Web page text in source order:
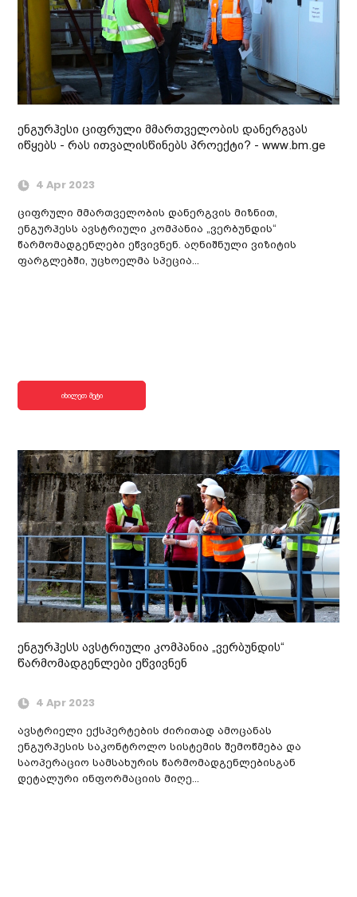
ენგურჰესი ციფრული მმართველობის დანერგვას
იწყებს - რას ითვალისწინებს პროექტი? - www.bm.ge
4 Apr 2023
ციფრული მმართველობის დანერგვის მიზნით,
ენგურჰესს ავსტრიული კომპანია „ვერბუნდის“
წარმომადგენლები ეწვივნენ. აღნიშნული ვიზიტის
ფარგლებში, უცხოელმა სპეცია...
იხილეთ მეტი
ენგურჰესს ავსტრიული კომპანია „ვერბუნდის“
წარმომადგენლები ეწვივნენ
4 Apr 2023
ავსტრიელი ექსპერტების ძირითად ამოცანას
ენგურჰესის საკონტროლო სისტემის შემოწმება და
საოპერაციო სამსახურის წარმომადგენლებისგან
დეტალური ინფორმაციის მიღე...